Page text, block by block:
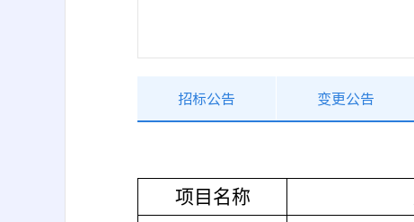
招标公告 变更公告
项目名称